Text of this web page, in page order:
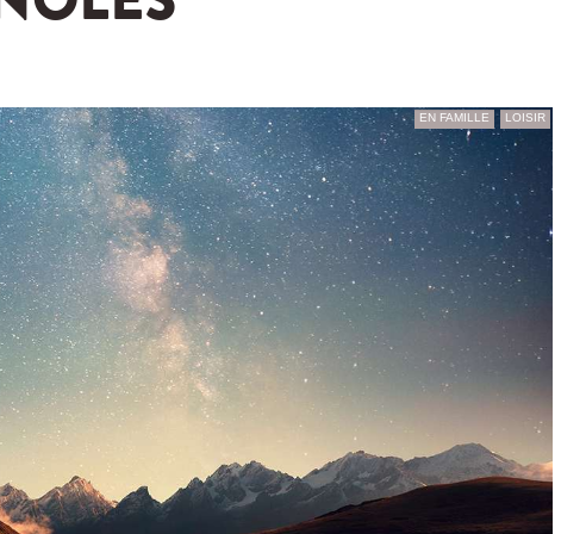
EN FAMILLE LOISIR